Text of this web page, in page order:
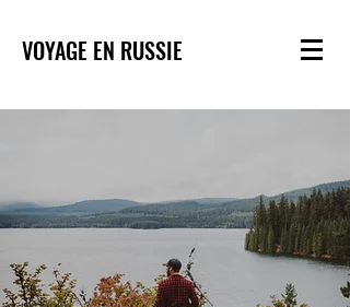
VOYAGE EN RUSSIE